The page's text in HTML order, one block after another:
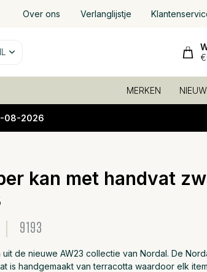
Over ons Verlanglijstje
MERKEN NIEUW
08-2026
kan met handvat
9193
de nieuwe AW23 collectie van Nordal. De
is handgemaakt van terracotta waardoor elk